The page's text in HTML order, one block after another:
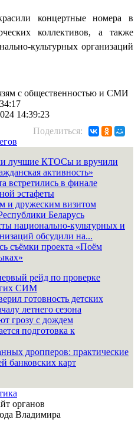
концертные номера в
коллективов, а также
культурных организаций
с общественностью и СМИ
14:39:23
Поделиться:
лучшие КТОСы и вручили
активность»
встретились в финале
эстафеты
и дружеским визитом
Беларусь
национально-культурных и
обсудили на...
съёмки проекта «Поём
рейд по проверке
СИМ
готовность детских
летнего сезона
грозу с дождем
подготовка к
дропперов: практические
банковских карт
органов
Владимира